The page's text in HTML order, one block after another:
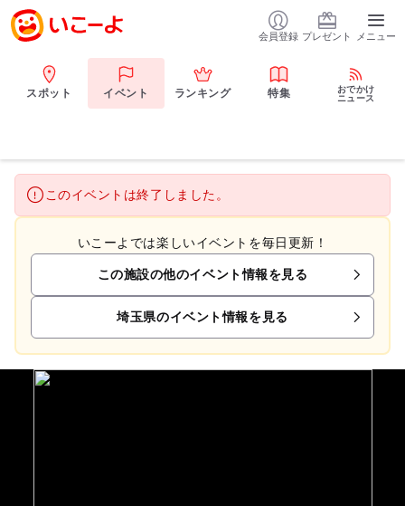
会員登録 プレゼント メニュー
スポット イベント ランキング 特集
おでかけ
ニュース
このイベントは終了しました。
いこーよでは楽しいイベントを毎日更新！
この施設の他のイベント情報を見る
埼玉県のイベント情報を見る